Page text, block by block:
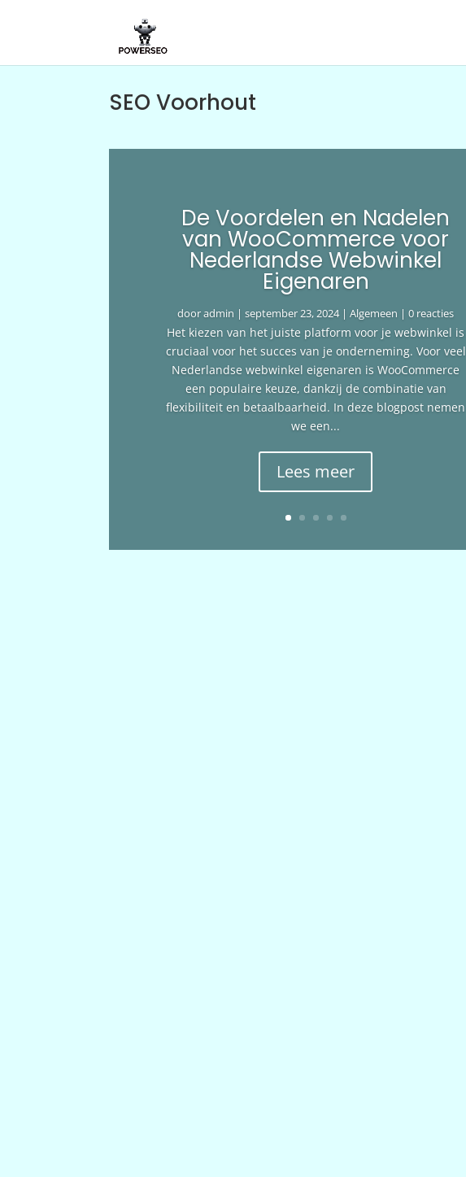
SEO Voorhout
De Voordelen en Nadelen
van WooCommerce voor
Nederlandse Webwinkel
Eigenaren
dooradmin |september 23, 2024|Algemeen | 0 reacties
Het kiezen van het juiste platform voor je webwinkel is
cruciaal voor het succes van je onderneming. Voor veel
Nederlandse webwinkel eigenaren is WooCommerce
een populaire keuze, dankzij de combinatie van
flexibiliteit en betaalbaarheid. In deze blogpost nemen
we een...
Lees meer